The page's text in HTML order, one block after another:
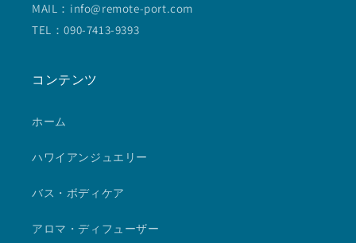
MAIL：info@remote-port.com
TEL：090-7413-9393
コンテンツ
ホーム
ハワイアンジュエリー
バス・ボディケア
アロマ・ディフューザー